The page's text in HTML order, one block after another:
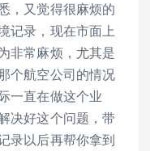
，又觉得很麻烦的
记录，现在市面上
非常麻烦，尤其是
个航空公司的情况
一直在做这个业
决好这个问题，带
录以后再帮你拿到